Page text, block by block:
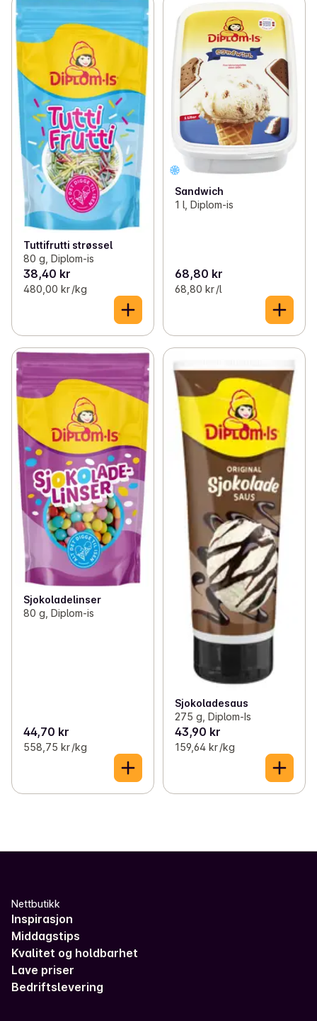
Tuttifrutti strøssel
80 g, Diplom-is
38,40 kr
480,00 kr /kg
Sandwich
1 l, Diplom-is
68,80 kr
68,80 kr /l
Sjokoladelinser
80 g, Diplom-is
44,70 kr
558,75 kr /kg
Sjokoladesaus
275 g, Diplom-Is
43,90 kr
159,64 kr /kg
Nettbutikk
Inspirasjon
Middagstips
Kvalitet og holdbarhet
Lave priser
Bedriftslevering